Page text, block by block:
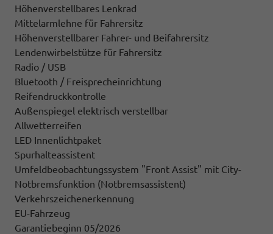
Höhenverstellbares Lenkrad
Mittelarmlehne für Fahrersitz
Höhenverstellbarer Fahrer- und Beifahrersitz
Lendenwirbelstütze für Fahrersitz
Radio / USB
Bluetooth / Freisprecheinrichtung
Reifendruckkontrolle
Außenspiegel elektrisch verstellbar
Allwetterreifen
LED Innenlichtpaket
Spurhalteassistent
Umfeldbeobachtungssystem "Front Assist" mit City-
Notbremsfunktion (Notbremsassistent)
Verkehrszeichenerkennung
EU-Fahrzeug
Garantiebeginn 05/2026